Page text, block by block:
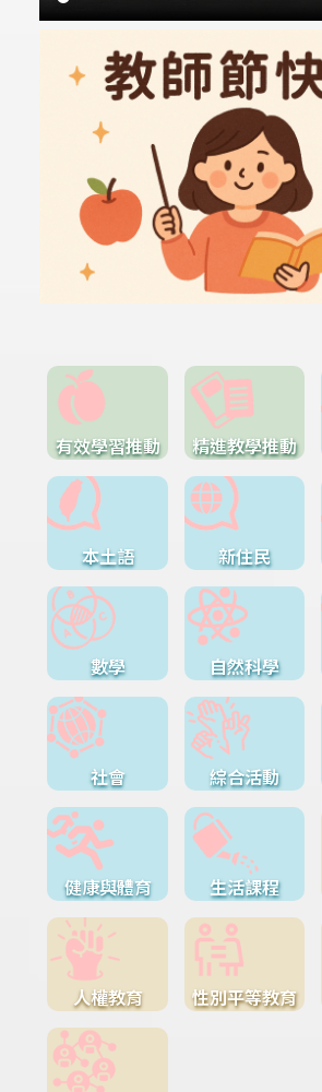
有效學習推動 精進教學推動
本土語 新住民
數學 自然科學
社會 綜合活動
健康與體育 生活課程
人權教育 性別平等教育